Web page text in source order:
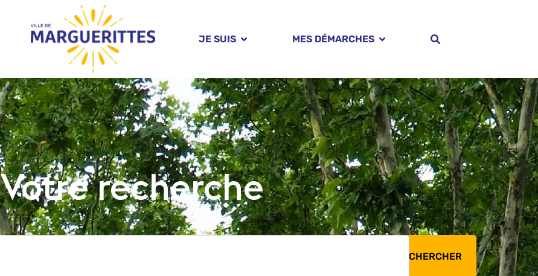
JE SUIS MES DÉMARCHES
Votre recherche
RECHERCHER